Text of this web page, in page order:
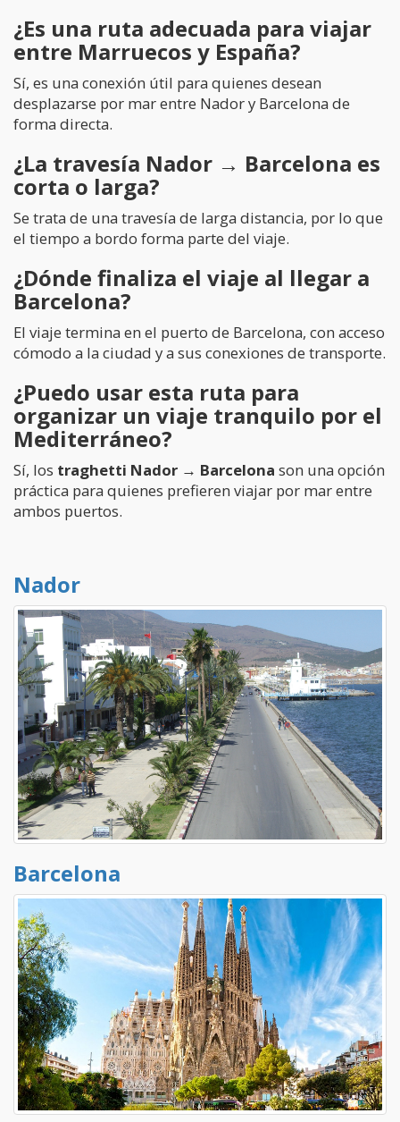
¿Es una ruta adecuada para viajar
entre Marruecos y España?
Sí, es una conexión útil para quienes desean
desplazarse por mar entre Nador y Barcelona de
forma directa.
¿La travesía Nador → Barcelona es
corta o larga?
Se trata de una travesía de larga distancia, por lo que
el tiempo a bordo forma parte del viaje.
¿Dónde finaliza el viaje al llegar a
Barcelona?
El viaje termina en el puerto de Barcelona, con acceso
cómodo a la ciudad y a sus conexiones de transporte.
¿Puedo usar esta ruta para
organizar un viaje tranquilo por el
Mediterráneo?
Sí, los traghetti Nador → Barcelona son una opción
práctica para quienes prefieren viajar por mar entre
ambos puertos.
Nador
Barcelona